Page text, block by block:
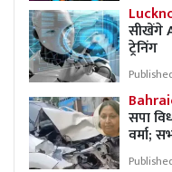
सीखेंगे
ट्रेनिंग
सपा
वर्मा;